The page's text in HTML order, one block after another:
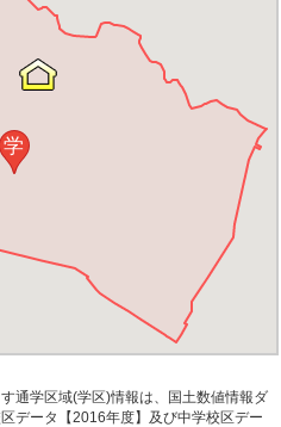
学
通学区域(学区)情報は、国土数値情報ダ
データ【2016年度】及び中学校区デー